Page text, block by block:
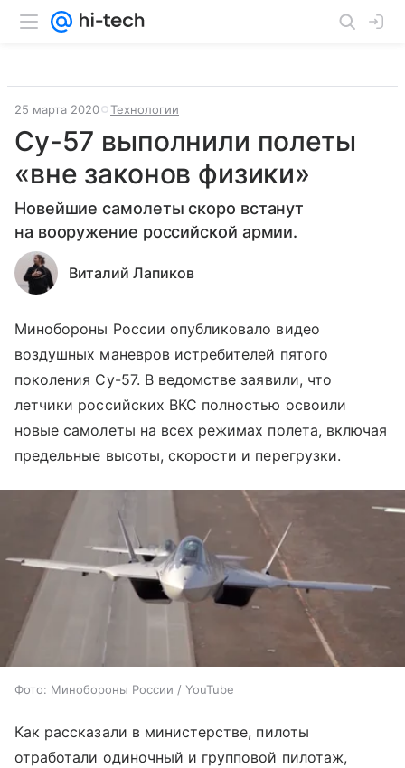
25 марта 2020 Технологии
Су-57 выполнили полеты
«вне законов физики»
Новейшие самолеты скоро встанут
на вооружение российской армии.
Виталий Лапиков
Минобороны России опубликовало видео
воздушных маневров истребителей пятого
поколения Су-57. В ведомстве заявили, что
летчики российских ВКС полностью освоили
новые самолеты на всех режимах полета, включая
предельные высоты, скорости и перегрузки.
Фото: Минобороны России / YouTube
Как рассказали в министерстве, пилоты
отработали одиночный и групповой пилотаж,